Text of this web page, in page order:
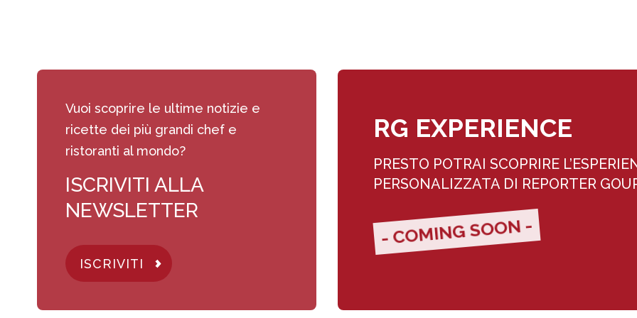
Vuoi scoprire le ultime notizie e
ricette dei più grandi chef e
ristoranti al mondo?
ISCRIVITI ALLA
NEWSLETTER
ISCRIVITI
RG EXPERIENCE
PRESTO POTRAI SCOPRIRE
PERSONALIZZATA DI REPORTER
- COMING SOON -